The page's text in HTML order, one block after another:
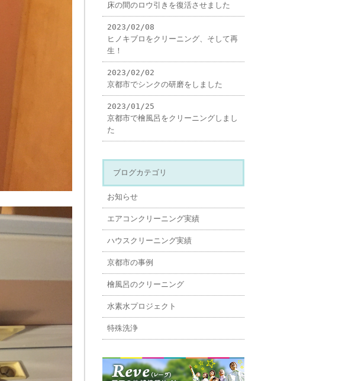
床の間のロウ引きを復活させました
2023/02/08
ヒノキブロをクリーニング、そして再
生！
2023/02/02
京都市でシンクの研磨をしました
2023/01/25
京都市で檜風呂をクリーニングしまし
た
ブログカテゴリ
お知らせ
エアコンクリーニング実績
ハウスクリーニング実績
京都市の事例
檜風呂のクリーニング
水素水プロジェクト
特殊洗浄